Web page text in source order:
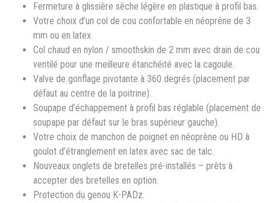
Fermeture à glissière sèche légère en plastique à profil bas.
Votre choix d’un col de cou confortable en néoprène de 3
mm ou en latex.
Col chaud en nylon / smoothskin de 2 mm avec drain de cou
ventilé pour une meilleure étanchéité avec la cagoule.
Valve de gonflage pivotante à 360 degrés (placement par
défaut au centre de la poitrine).
Soupape d’échappement à profil bas réglable (placement de
soupape par défaut sur le bras supérieur gauche).
Votre choix de manchon de poignet en néoprène ou HD à
goulot d’étranglement en latex avec sac de talc.
Nouveaux onglets de bretelles pré-installés – prêts à
accepter des bretelles en option.
Protection du genou K-PADz.